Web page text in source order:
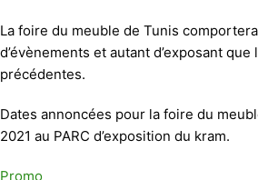
La foire du meuble de Tunis
d’évènements et autant d’exposant
précédentes.
Dates annoncées pour la foire du
2021 au PARC d’exposition du kram.
Promo